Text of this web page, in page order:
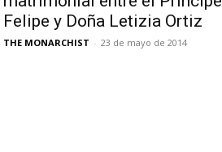
Felipe y Doña Letizia Ortiz
THE MONARCHIST - 23 de mayo de 2014